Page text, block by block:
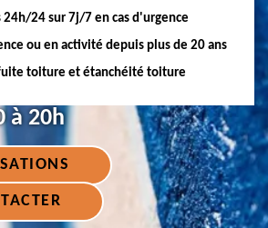
24 sur 7j/7 en cas d'urgence
ou en activité depuis plus de 20 ans
toiture et étanchéité toiture
à 20h